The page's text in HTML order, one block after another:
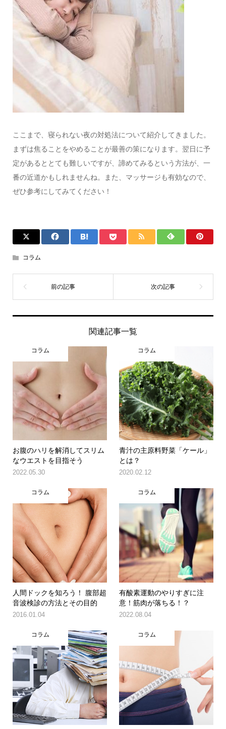
ここまで、寝られない夜の対処法について紹介してきました。
まずは焦ることをやめることが最善の策になります。翌日に予
定があるととても難しいですが、諦めてみるという方法が、一
番の近道かもしれませんね。また、マッサージも有効なので、
ぜひ参考にしてみてください！
コラム
関連記事一覧
コラム
お腹のハリを解消してスリム
なウエストを目指そう
2022.05.30
コラム
青汁の主原料野菜「ケール」
とは？
2020.02.12
コラム
人間ドックを知ろう！ 腹部超
音波検診の方法とその目的
2016.01.04
コラム
有酸素運動のやりすぎに注
意！筋肉が落ちる！？
2022.08.04
コラム コラム